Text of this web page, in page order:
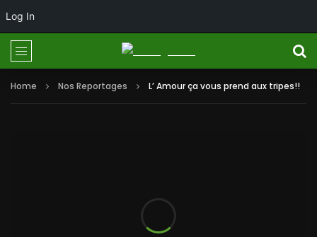
Log In
Home Nos Reportages L’ Amour ça vous prend aux tripes!!